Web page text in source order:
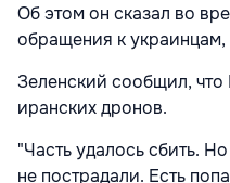
Об этом он сказал во
обращения к украинцам,
Зеленский сообщил,
иранских дронов.
"Часть удалось сбить.
не пострадали. Есть